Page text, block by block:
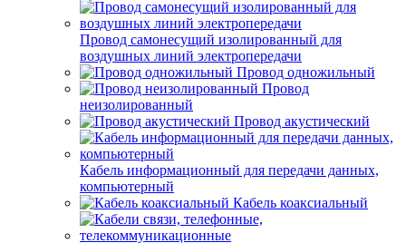
Провод самонесущий изолированный для
воздушных линий электропередачи
Провод одножильный
Провод
неизолированный
Провод акустический
Кабель информационный для передачи данных,
компьютерный
Кабель коаксиальный